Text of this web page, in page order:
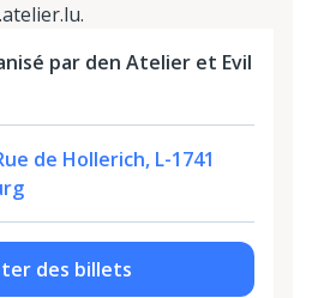
par den Atelier et Evil
de Hollerich, L-1741
des billets